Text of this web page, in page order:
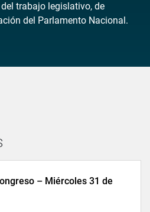
trabajo legislativo, de
del Parlamento Nacional.
– Miércoles 31 de